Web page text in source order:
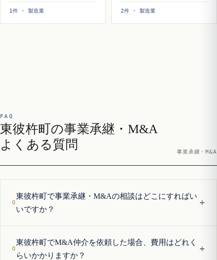
1件 · 製造業 2件 · 製造業
FAQ
東彼杵町の事業承継・M&A
よくある質問
事業承継・M&A
東彼杵町で事業承継・M&Aの相談はどこにすればい
いですか？
+
東彼杵町でM&A仲介を依頼した場合、費用はどれく
らいかかりますか？
+